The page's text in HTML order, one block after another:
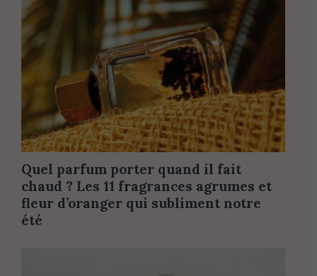
Quel parfum porter quand il fait
chaud ? Les 11 fragrances agrumes et
fleur d’oranger qui subliment notre
été